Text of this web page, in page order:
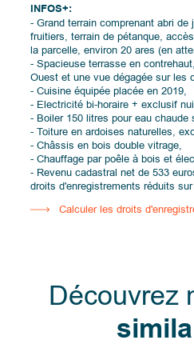
INFOS+:
- Grand terrain comprenant abri de
fruitiers, terrain de pétanque,
la parcelle, environ 20 ares (en
- Spacieuse terrasse en
Ouest et une vue dégagée sur les
- Cuisine équipée placée en 2019,
- Electricité bi-horaire + exclusif
- Boiler 150 litres pour eau chaude
- Toiture en ardoises naturelles,
- Châssis en bois double vitrage,
- Chauffage par poêle à bois et
- Revenu cadastral net de 533
droits d'enregistrements réduits
Calculer les droits
Découvrez